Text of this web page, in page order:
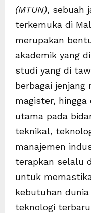
(MTUN), sebuah
terkemuka di
merupakan
akademik yang
studi yang di
berbagai jenjang
magister,
utama pada
teknikal,
manajemen
terapkan selalu
untuk
kebutuhan
teknologi